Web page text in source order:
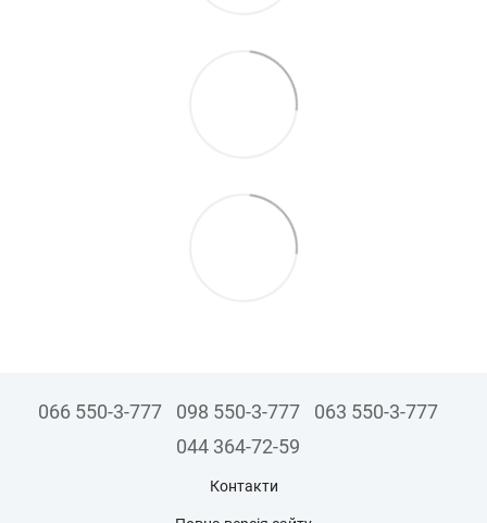
066 550-3-777 098 550-3-777
063 550-3-777
044 364-72-59
Контакти